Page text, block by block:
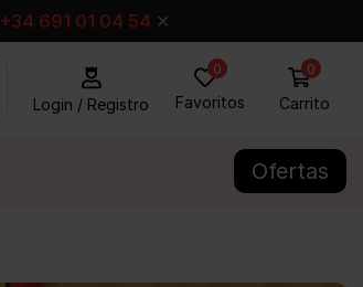
+34 691 01 04 54 ✕
Login / Registro
0
Favoritos
0
Carrito
Ofertas